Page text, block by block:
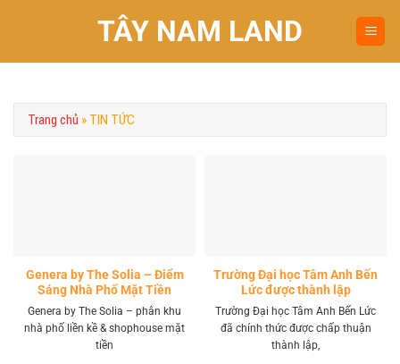
TÂY NAM LAND
Trang chủ » TIN TỨC
Genera by The Solia – Điểm
Sáng Nhà Phố Mặt Tiền
Vành Đai 4 Khu Tây
Genera by The Solia – phân khu
nhà phố liền kề & shophouse mặt
tiền
Trường Đại học Tâm Anh Bến
Lức được thành lập
Trường Đại học Tâm Anh Bến Lức
đã chính thức được chấp thuận
thành lập,